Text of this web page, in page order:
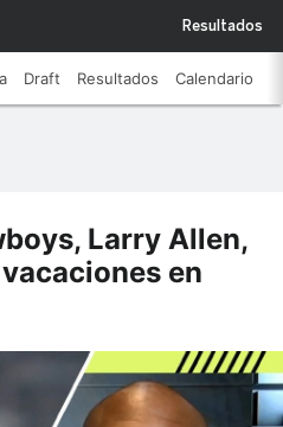
Resultados
Draft Resultados Calendario
Larry Allen,
en